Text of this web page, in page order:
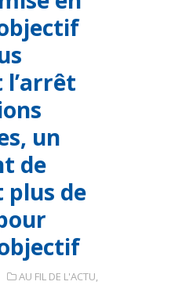
un
de
plus de
AU FIL DE L'ACTU,